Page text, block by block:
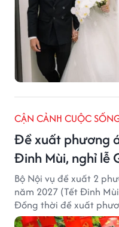
CẬN CẢNH CUỘC
Đề xuất phương
Đinh Mùi, nghỉ lễ
Bộ Nội vụ đề xuất 2
năm 2027 (Tết Đinh
Đồng thời đề xuất
năm 2027 với 4 ngày